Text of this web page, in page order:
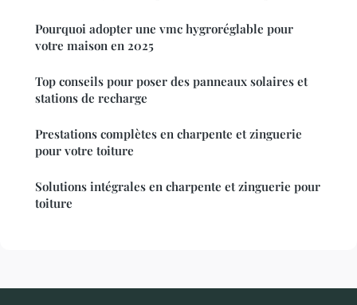
Pourquoi adopter une vmc hygroréglable pour
votre maison en 2025
Top conseils pour poser des panneaux solaires et
stations de recharge
Prestations complètes en charpente et zinguerie
pour votre toiture
Solutions intégrales en charpente et zinguerie pour
toiture